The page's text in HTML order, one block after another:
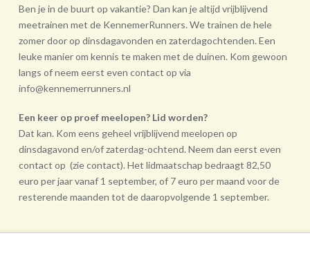
Ben je in de buurt op vakantie? Dan kan je altijd vrijblijvend
meetrainen met de KennemerRunners. We trainen de hele
zomer door op dinsdagavonden en zaterdagochtenden. Een
leuke manier om kennis te maken met de duinen. Kom gewoon
langs of neem eerst even contact op via
info@kennemerrunners.nl
Een keer op proef meelopen? Lid worden?
Dat kan. Kom eens geheel vrij­blijvend meelopen op
dinsdagavond en/of zaterdag-ochtend. Neem dan eerst even
contact op (zie contact). Het lidmaatschap bedraagt 82,50
euro per jaar vanaf 1 september, of 7 euro per maand voor de
resterende maanden tot de daarop­volgende 1 september.